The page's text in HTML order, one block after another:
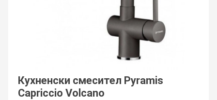
Кухненски смесител Pyramis
Capriccio Volcano